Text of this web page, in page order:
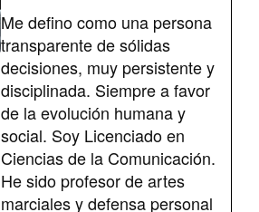
Me defino como una persona
transparente de sólidas
decisiones, muy persistente y
disciplinada. Siempre a favor
de la evolución humana y
social. Soy Licenciado en
Ciencias de la Comunicación.
He sido profesor de artes
marciales y defensa personal